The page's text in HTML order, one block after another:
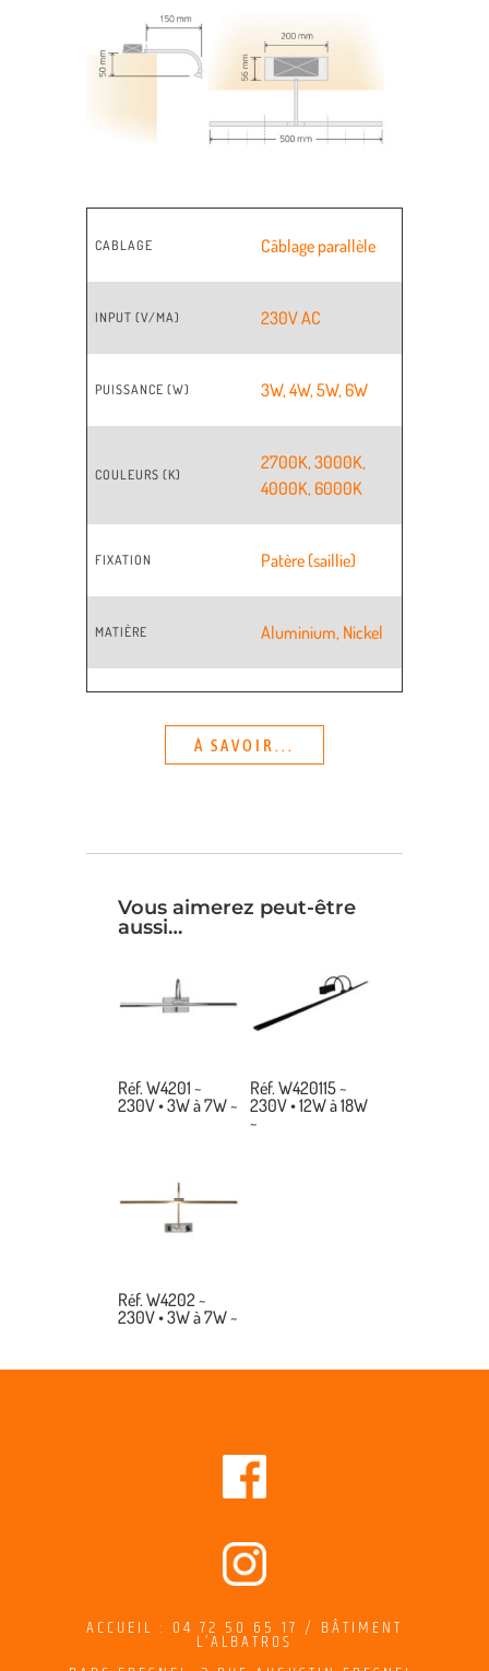
CABLAGE Câblage parallèle
INPUT (V/MA) 230V AC
PUISSANCE (W) 3W,4W,5W,6W
COULEURS (K)
2700K,3000K,
4000K,6000K
FIXATION Patère (saillie)
MATIÈRE Aluminium, Nickel
À SAVOIR...
Vous aimerez peut-être
aussi…
Réf. W4201 ~
230V • 3W à 7W ~
Réf. W420115 ~
230V • 12W à 18W
~
Réf. W4202 ~
230V • 3W à 7W ~
ACCUEIL : 04 72 50 65 17 / BÂTIMENT
L’ALBATROS